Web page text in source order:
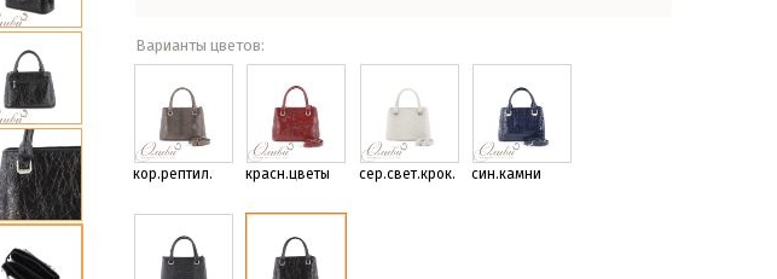
Варианты цветов:
кор.рептил. красн.цветы сер.свет.крок. син.камни